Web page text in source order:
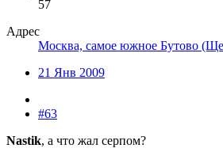
57
Адрес
Москва, самое южное Бутово
21 Янв 2009
#63
Nastik, а что жал серпом?